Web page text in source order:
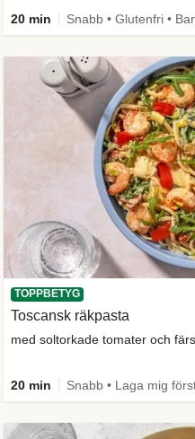
20 min
TOPPBETYG
Toscansk räkpasta
med soltorkade tomater och
20 min